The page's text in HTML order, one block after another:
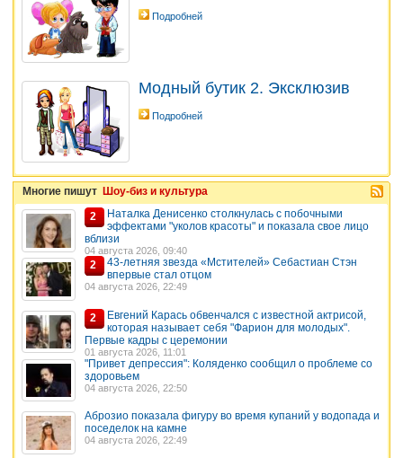
Подробней
Модный бутик 2. Эксклюзив
Подробней
Многие пишут Шоу-биз и культура
2
Наталка Денисенко столкнулась с побочными
эффектами "уколов красоты" и показала свое лицо
вблизи
04 августа 2026, 09:40
2
43-летняя звезда «Мстителей» Себастиан Стэн
впервые стал отцом
04 августа 2026, 22:49
2
Евгений Карась обвенчался с известной актрисой,
которая называет себя "Фарион для молодых".
Первые кадры с церемонии
01 августа 2026, 11:01
"Привет депрессия": Коляденко сообщил о проблеме со
здоровьем
04 августа 2026, 22:50
Аброзио показала фигуру во время купаний у водопада и
поседелок на камне
04 августа 2026, 22:49